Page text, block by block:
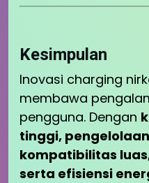
Kesimpulan
Inovasi charging
membawa
pengguna. Dengan
tinggi,
kompatibilitas
serta efisiensi